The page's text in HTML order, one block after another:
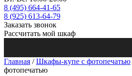
8 (495) 664-41-65
8 (925) 613-64-79
Заказать звонок
Рассчитать мой шкаф
Главная /Шкафы-купе с фотопечатью
фотопечатью